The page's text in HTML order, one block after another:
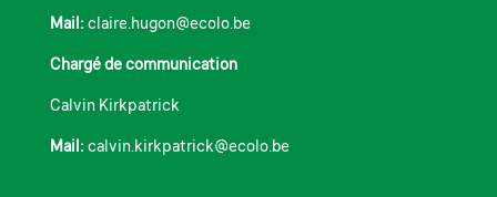
Mail:claire.hugon@ecolo.be
Chargé de communication
Calvin Kirkpatrick
Mail:calvin.kirkpatrick@ecolo.be